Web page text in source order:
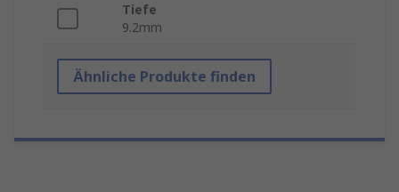
Tiefe
9.2mm
Ähnliche Produkte finden